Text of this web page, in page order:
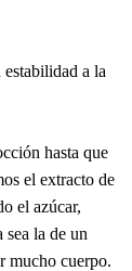
a la
hasta que
el extracto de
el azúcar,
sea la de un
mucho cuerpo.